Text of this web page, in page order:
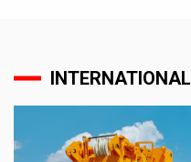
INTERNATIONAL